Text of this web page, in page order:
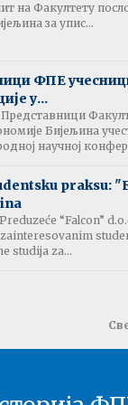
на Факултету
за упис...
ФПЕ
у...
Бијељина
научној
praksu:
“Falcon”
studija za...